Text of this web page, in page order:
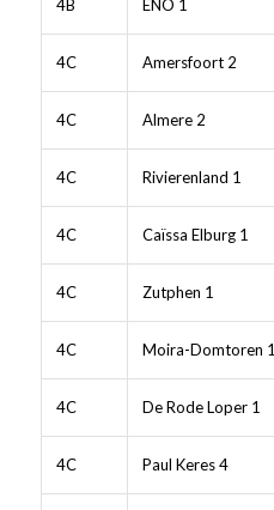
4B ENO 1
4C Amersfoort 2
4C Almere 2
4C Rivierenland 1
4C Caïssa Elburg 1
4C Zutphen 1
4C Moira-Domtoren 1
4C De Rode Loper 1
4C Paul Keres 4